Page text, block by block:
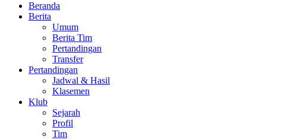
Beranda
Berita
Umum
Berita Tim
Pertandingan
Transfer
Pertandingan
Jadwal & Hasil
Klasemen
Klub
Sejarah
Profil
Tim